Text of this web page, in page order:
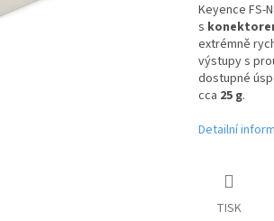
Keyence FS-
s
extrémně
výstupy s
dostupné
cca 25 g.
Detailní
TISK